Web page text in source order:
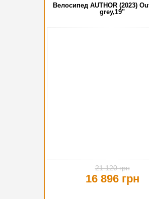
Велосипед AUTHOR (2023)
grey,19"
21 120 грн
16 896 грн